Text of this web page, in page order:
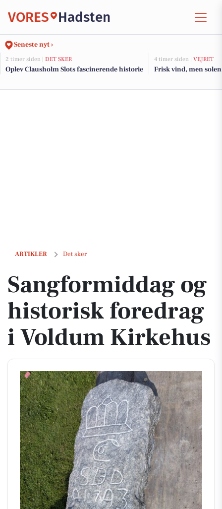
VORES Hadsten
Seneste nyt ›
2 timer siden | DET SKER
Oplev Clausholm Slots fascinerende historie
4 timer siden | VEJRET
Frisk vind, men
ARTIKLER Det sker
Sangformiddag og historisk foredrag i Voldum Kirkehus
Sangformiddag og
historisk foredrag
i Voldum Kirkehus